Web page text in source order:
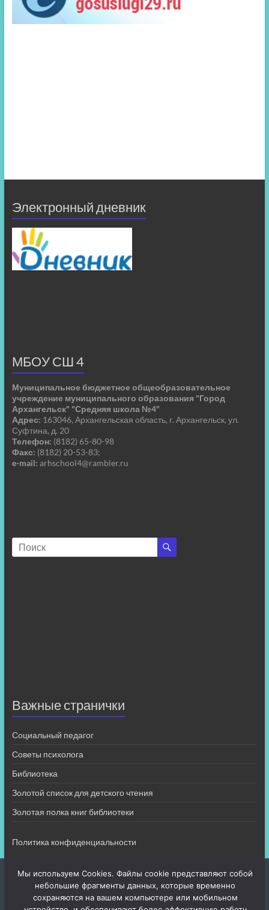
Электронный дневник
МБОУ СШ 4
Муниципальное бюджетное общеобразовательное
учреждение муниципального образования "Город
Архангельск" "Средняя школа №4"
Адрес: 163046, Архангельская область, г. Архангельск, ул.
Суфтина, д. 20
Телефон: (8182) 65-80-98
Факс: (8182) 20-53-83;
e-mail: arhschool4@rambler.ru
Важные странички
Социальный педагог
Советы психолога
Библиотека
Золотой список для детского чтения
Золотая полка книг библиотеки
Политика конфиденциальности
Мы используем Cookies. Файлы cookie представляют собой
небольшие фрагменты данных, которые временно
сохраняются на вашем компьютере или мобильном